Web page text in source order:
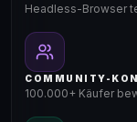
Headless-Browser
COMMUNITY-
100.000+ Käufer